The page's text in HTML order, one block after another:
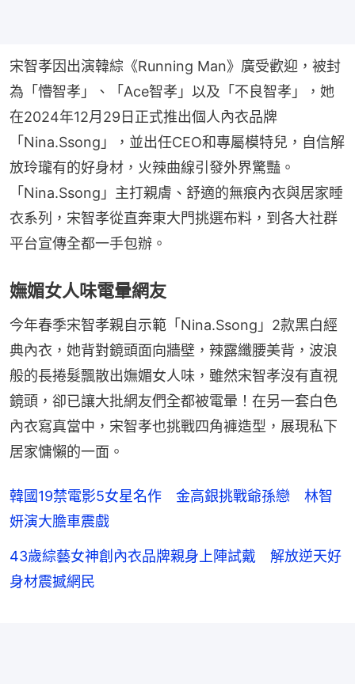
宋智孝因出演韓綜《Running Man》廣受歡迎，被封
為「懵智孝」、「Ace智孝」以及「不良智孝」，她
在2024年12月29日正式推出個人內衣品牌
「Nina.Ssong」，並出任CEO和專屬模特兒，自信解
放玲瓏有的好身材，火辣曲線引發外界驚豔。
「Nina.Ssong」主打親膚、舒適的無痕內衣與居家睡
衣系列，宋智孝從直奔東大門挑選布料，到各大社群
平台宣傳全都一手包辦。
嫵媚女人味電暈網友
今年春季宋智孝親自示範「Nina.Ssong」2款黑白經
典內衣，她背對鏡頭面向牆壁，辣露纖腰美背，波浪
般的長捲髮飄散出嫵媚女人味，雖然宋智孝沒有直視
鏡頭，卻已讓大批網友們全都被電暈！在另一套白色
內衣寫真當中，宋智孝也挑戰四角褲造型，展現私下
居家慵懶的一面。
韓國19禁電影5女星名作 金高銀挑戰爺孫戀 林智
妍演大膽車震戲
43歲綜藝女神創內衣品牌親身上陣試戴 解放逆天好
身材震撼網民